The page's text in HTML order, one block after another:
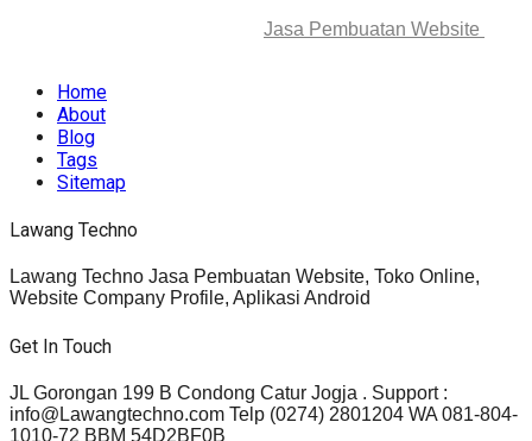
Jasa Pembuatan Website
Home
About
Blog
Tags
Sitemap
Lawang Techno
Lawang Techno Jasa Pembuatan Website, Toko Online,
Website Company Profile, Aplikasi Android
Get In Touch
JL Gorongan 199 B Condong Catur Jogja . Support :
info@Lawangtechno.com Telp (0274) 2801204 WA 081-804-
1010-72 BBM 54D2BF0B